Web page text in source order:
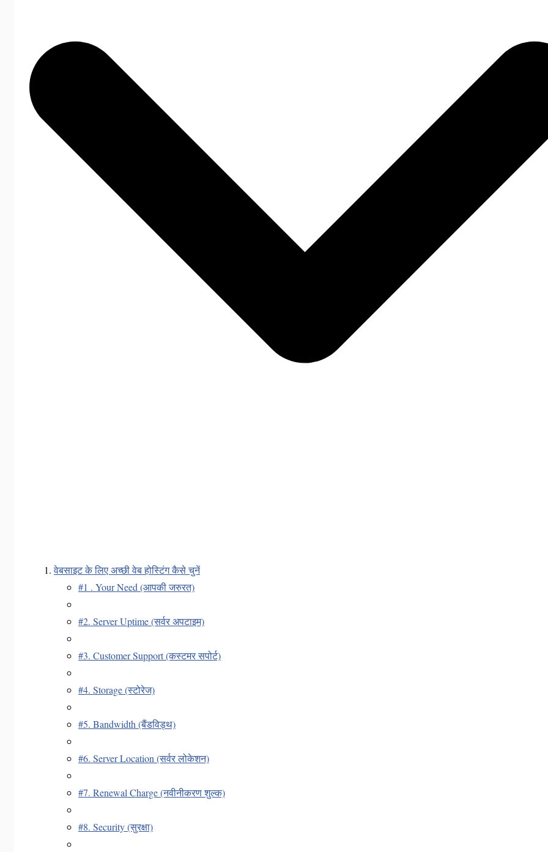
वेबसाइट के लिए अच्छी वेब होस्टिंग कैसे चुनें
#1 . Your Need (आपकी जरुरत)
#2. Server Uptime (सर्वर अपटाइम)
#3. Customer Support (कस्टमर सपोर्ट)
#4. Storage (स्टोरेज)
#5. Bandwidth (बैंडविड्थ)
#6. Server Location (सर्वर लोकेशन)
#7. Renewal Charge (नवीनीकरण शुल्क)
#8. Security (सुरक्षा)